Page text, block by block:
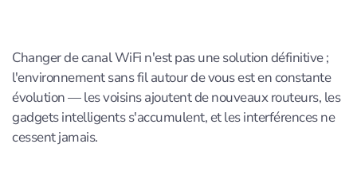
Changer de canal WiFi n'est pas une solution définitive ;
l'environnement sans fil autour de vous est en constante
évolution — les voisins ajoutent de nouveaux routeurs, les
gadgets intelligents s'accumulent, et les interférences ne
cessent jamais.